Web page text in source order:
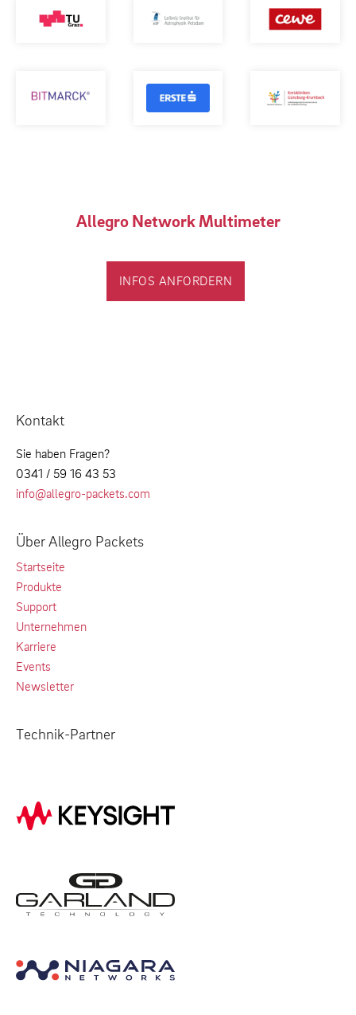
Allegro Network Multimeter
INFOS ANFORDERN
Kontakt
Sie haben Fragen?
0341 / 59 16 43 53
info@allegro-packets.com
Über Allegro Packets
Startseite
Produkte
Support
Unternehmen
Karriere
Events
Newsletter
Technik-Partner